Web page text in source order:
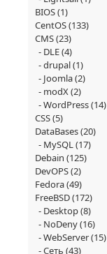
BIOS(1)
CentOS(133)
CMS(23)
DLE(4)
drupal(1)
Joomla(2)
modX(2)
WordPress(14)
CSS(5)
DataBases(20)
MySQL(17)
Debain (125)
DevOPS(2)
Fedora(49)
FreeBSD(172)
Desktop(8)
NoDeny(16)
WebServer(15)
Сеть (43)